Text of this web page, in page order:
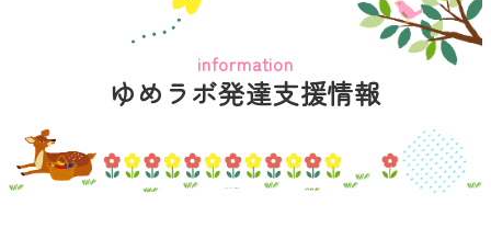
information
ゆめラボ発達支援情報